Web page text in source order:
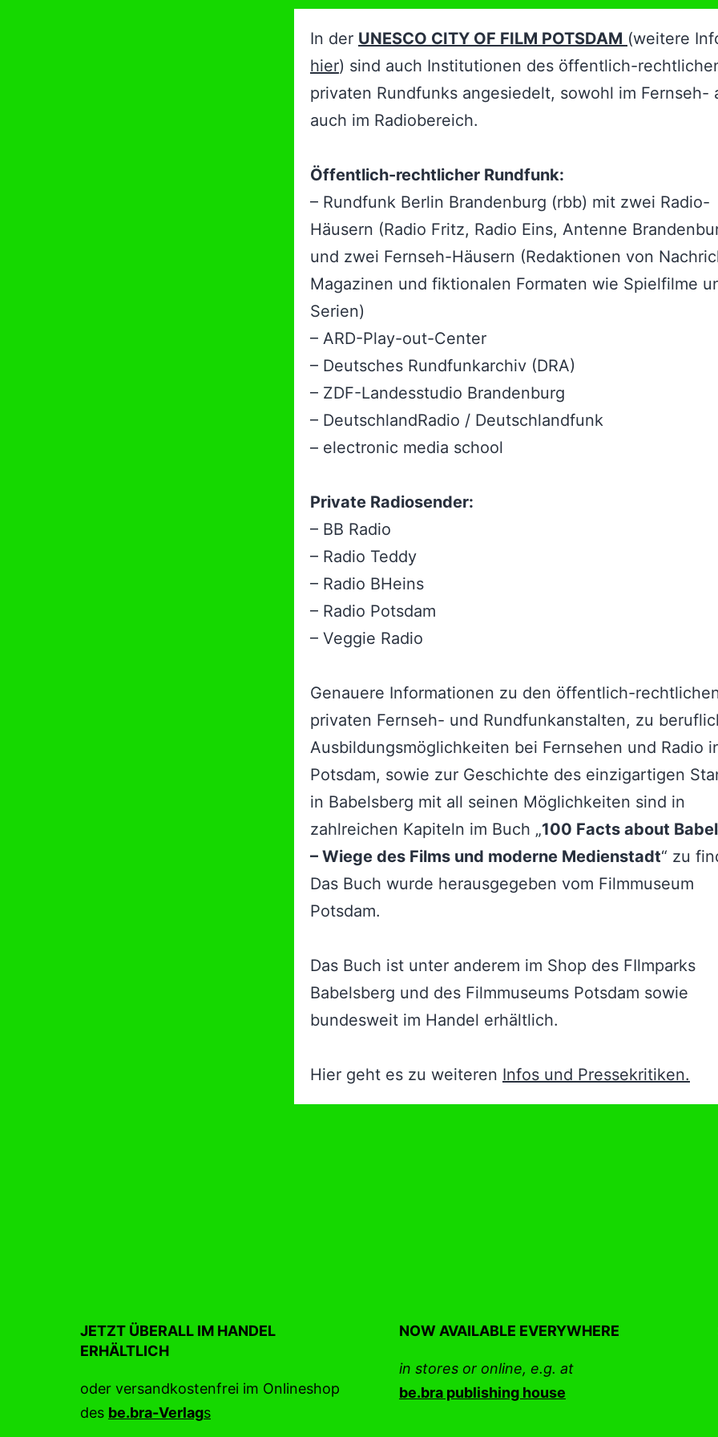
In der UNESCO CITY OF FILM POTSDAM (weitere
hier) sind auch Institutionen des öffentlich-
privaten Rundfunks angesiedelt, sowohl im Fernseh-
auch im Radiobereich.
Öffentlich-rechtlicher Rundfunk:
– Rundfunk Berlin Brandenburg (rbb) mit zwei Radio-
Häusern (Radio Fritz, Radio Eins, Antenne
und zwei Fernseh-Häusern (Redaktionen von
Magazinen und fiktionalen Formaten wie Spielfilme
Serien)
– ARD-Play-out-Center
– Deutsches Rundfunkarchiv (DRA)
– ZDF-Landesstudio Brandenburg
– DeutschlandRadio / Deutschlandfunk
– electronic media school
Private Radiosender:
– BB Radio
– Radio Teddy
– Radio BHeins
– Radio Potsdam
– Veggie Radio
Genauere Informationen zu den öffentlich-
privaten Fernseh- und Rundfunkanstalten, zu
Ausbildungsmöglichkeiten bei Fernsehen und Radio
Potsdam, sowie zur Geschichte des einzigartigen
in Babelsberg mit all seinen Möglichkeiten sind in
zahlreichen Kapiteln im Buch „100 Facts about
– Wiege des Films und moderne Medienstadt“ zu
Das Buch wurde herausgegeben vom Filmmuseum
Potsdam.
Das Buch ist unter anderem im Shop des FIlmparks
Babelsberg und des Filmmuseums Potsdam sowie
bundesweit im Handel erhältlich.
Hier geht es zu weiteren Infos und Pressekritiken.
JETZT ÜBERALL IM HANDEL
ERHÄLTLICH
oder versandkostenfrei im Onlineshop
des be.bra-Verlags
NOW AVAILABLE EVERYWHERE
in stores or online, e.g. at
be.bra publishing house